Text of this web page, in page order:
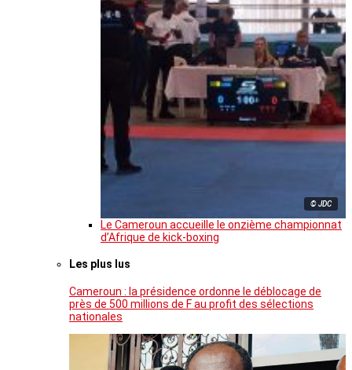
© JDC
Le Cameroun accueille le onzième championnat
d’Afrique de kick-boxing
Les plus lus
Cameroun : la présidence ordonne le déblocage de
près de 500 millions de F au profit des sélections
nationales